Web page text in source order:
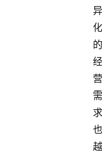
异
化
的
经
营
需
求
也
越